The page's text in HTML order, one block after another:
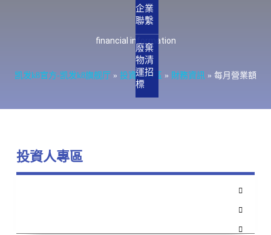
企業
聯繫
廢棄
物清
運招
標
financial information
凯发k8官方-凯发k8旗舰厅 » 投資人專區 » 財務資訊 » 每月營業額
投資人專區